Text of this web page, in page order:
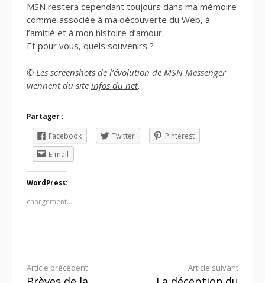
MSN restera cependant toujours dans ma mémoire
comme associée à ma découverte du Web, à
l’amitié et à mon histoire d’amour.
Et pour vous, quels souvenirs ?
© Les screenshots de l’évolution de MSN Messenger
viennent du site infos du net.
Partager :
Facebook Twitter
Pinterest
E-mail
WordPress:
chargement…
Lire
Article précédent Article suivant